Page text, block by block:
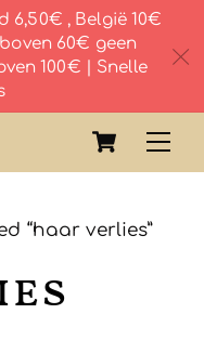
6,50€ , België 10€
60€ geen
100€ | Snelle
c
Cart
“haar verlies”